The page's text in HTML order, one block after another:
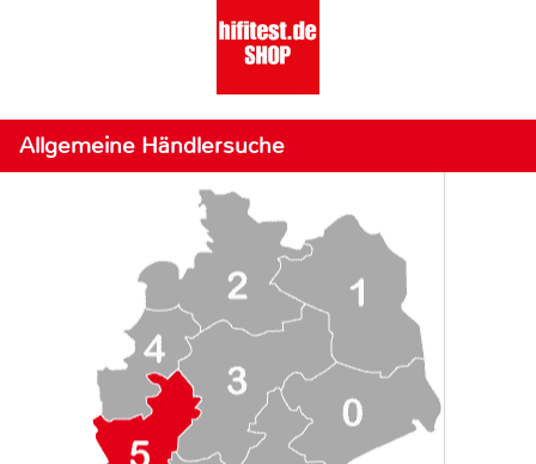
Allgemeine Händlersuche